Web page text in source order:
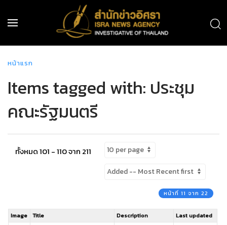
หน้าแรก
Items tagged with: ประชุม
คณะรัฐมนตรี
ทั้งหมด 101 - 110 จาก 211
หน้าที่ 11 จาก 22
Image Title Description Last updated